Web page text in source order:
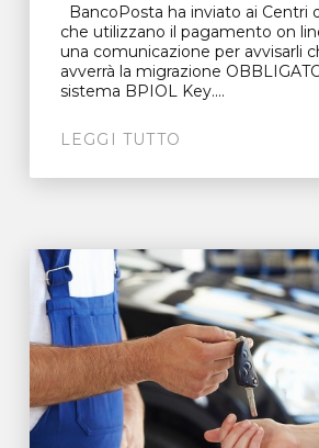
BancoPosta ha inviato ai Centri
che utilizzano il pagamento on
una comunicazione per avvisarli
avverrà la migrazione
sistema BPIOL Key....
LEGGI TUTTO